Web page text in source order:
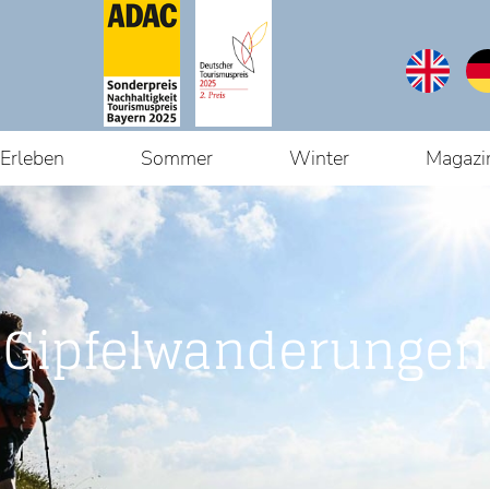
Erleben Sommer Winter
Gipfelwanderungen